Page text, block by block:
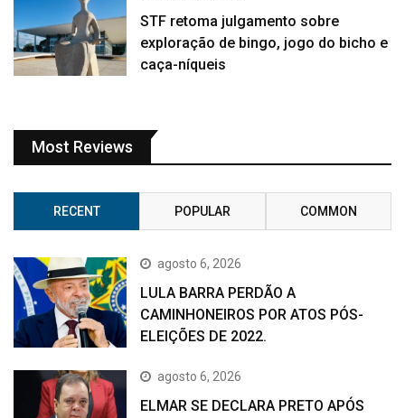
STF retoma julgamento sobre
exploração de bingo, jogo do bicho e
caça-níqueis
Most Reviews
RECENT POPULAR COMMON
agosto 6, 2026
LULA BARRA PERDÃO A
CAMINHONEIROS POR ATOS PÓS-
ELEIÇÕES DE 2022.
agosto 6, 2026
ELMAR SE DECLARA PRETO APÓS